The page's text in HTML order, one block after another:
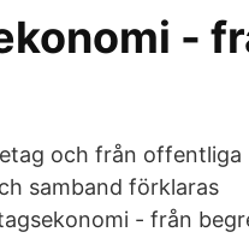
-
och från offentliga
samband förklaras
- från